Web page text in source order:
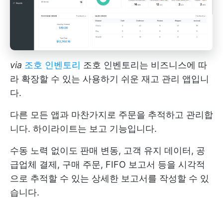
via 조호 인벤토리 조호 인벤토리는 비즈니스에 따
라 확장할 수 있는 사용하기 쉬운 재고 관리 앱입니
다.
다른 모든 앱과 마찬가지로 주문을 추적하고 관리합
니다. 하이라이트는 보고 기능입니다.
수동 노력 없이도 판매 변동, 고객 유지 데이터, 공
급업체 결제, 구매 주문, FIFO 보고서 등을 시각적
으로 추적할 수 있는 상세한 보고서를 작성할 수 있
습니다.